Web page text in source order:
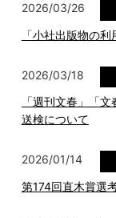
2026/03/26
「小社出版物の
2026/03/18
「週刊文春」「
送検について
2026/01/14
第174回直木賞選